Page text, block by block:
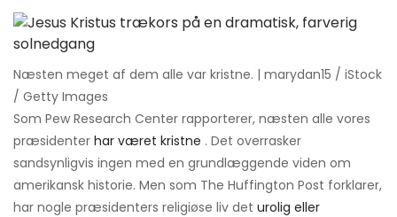
Næsten meget af dem alle var kristne. | marydan15 / iStock
/ Getty Images
Som Pew Research Center rapporterer, næsten alle vores
præsidenter har været kristne . Det overrasker
sandsynligvis ingen med en grundlæggende viden om
amerikansk historie. Men som The Huffington Post forklarer,
har nogle præsidenters religiøse liv det urolig eller